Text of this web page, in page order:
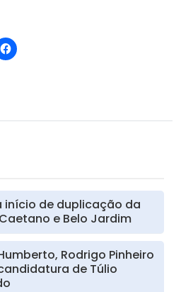
início de duplicação da
e Belo Jardim
Rodrigo Pinheiro
de Túlio